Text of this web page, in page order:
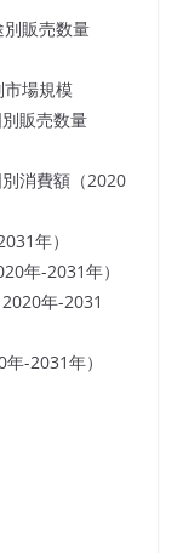
販売数量
場規模
販売数量
消費額（2020
年）
年-2031年）
年-2031
-2031年）